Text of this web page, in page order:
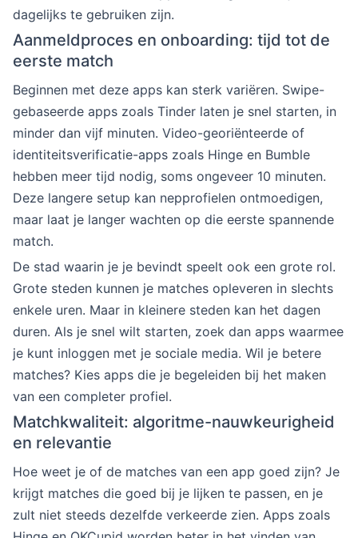
dagelijks te gebruiken zijn.
Aanmeldproces en onboarding: tijd tot de
eerste match
Beginnen met deze apps kan sterk variëren. Swipe-
gebaseerde apps zoals Tinder laten je snel starten, in
minder dan vijf minuten. Video-georiënteerde of
identiteitsverificatie-apps zoals Hinge en Bumble
hebben meer tijd nodig, soms ongeveer 10 minuten.
Deze langere setup kan nepprofielen ontmoedigen,
maar laat je langer wachten op die eerste spannende
match.
De stad waarin je je bevindt speelt ook een grote rol.
Grote steden kunnen je matches opleveren in slechts
enkele uren. Maar in kleinere steden kan het dagen
duren. Als je snel wilt starten, zoek dan apps waarmee
je kunt inloggen met je sociale media. Wil je betere
matches? Kies apps die je begeleiden bij het maken
van een completer profiel.
Matchkwaliteit: algoritme-nauwkeurigheid
en relevantie
Hoe weet je of de matches van een app goed zijn? Je
krijgt matches die goed bij je lijken te passen, en je
zult niet steeds dezelfde verkeerde zien. Apps zoals